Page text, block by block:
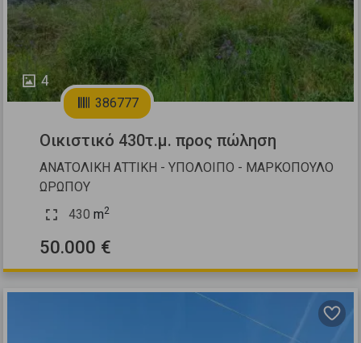
4
386777
Οικιστικό 430τ.μ. προς πώληση
ΑΝΑΤΟΛΙΚΗ ΑΤΤΙΚΗ - ΥΠΟΛΟΙΠΟ - ΜΑΡΚΟΠΟΥΛΟ
ΩΡΩΠΟΥ
430 m2
50.000 €